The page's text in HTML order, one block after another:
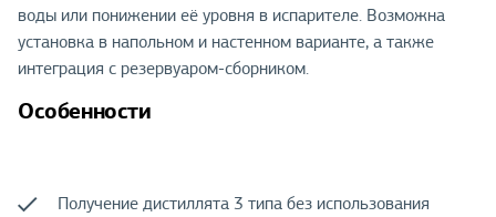
воды или понижении её уровня в испарителе. Возможна
установка в напольном и настенном варианте, а также
интеграция с резервуаром-сборником.
Особенности
Получение дистиллята 3 типа без использования